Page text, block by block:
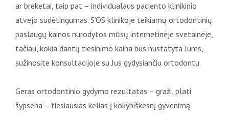
ar breketai, taip pat – individualaus paciento klinikinio
atvejo sudėtingumas. S’OS klinikoje teikiamų ortodontinių
paslaugų kainos nurodytos mūsų internetinėje svetainėje,
tačiau, kokia dantų tiesinimo kaina bus nustatyta Jums,
sužinosite konsultacijoje su Jus gydysiančiu ortodontu.
Geras ortodontinio gydymo rezultatas – graži, plati
šypsena – tiesiausias kelias į kokybiškesnį gyvenimą.